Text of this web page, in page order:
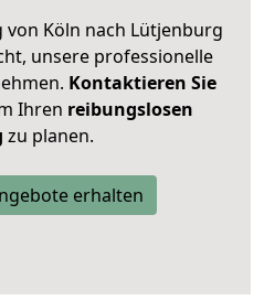
von Köln nach Lütjenburg
unsere professionelle
Kontaktieren Sie
Ihren reibungslosen
zu planen.
erhalten